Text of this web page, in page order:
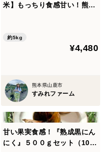
米】もっちり食感甘い！熊本
約5kg
¥4,480
熊本県山鹿市
すみれファーム
甘い果実食感！『熟成黒にん
にく』５００ｇセット（100